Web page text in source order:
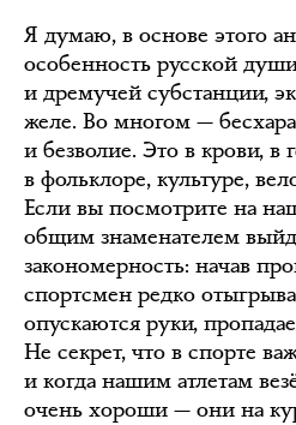
Я думаю, в основе этого
особенность русской
и дремучей субстанции,
желе. Во многом —
и безволие. Это в крови, в
в фольклоре, культуре,
Если вы посмотрите на
общим знаменателем
закономерность: начав
спортсмен редко
опускаются руки,
Не секрет, что в спорте
и когда нашим атлетам
очень хороши — они на